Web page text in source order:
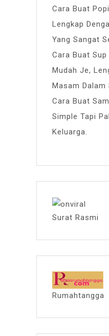
Cara Buat
Lengkap
Yang Sangat
Cara Buat
Mudah Je,
Masam Dalam
Cara Buat
Simple Tapi
Keluarga.
Surat Rasmi
Rumahtangga